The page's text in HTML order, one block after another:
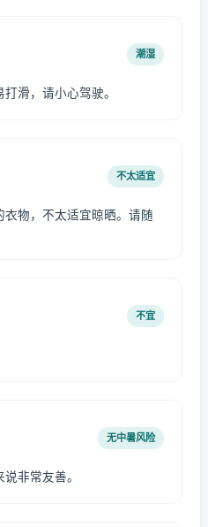
潮湿
滑，请小心驾驶。
不太适宜
物，不太适宜晾晒。请随
不宜
无中暑风险
非常友善。